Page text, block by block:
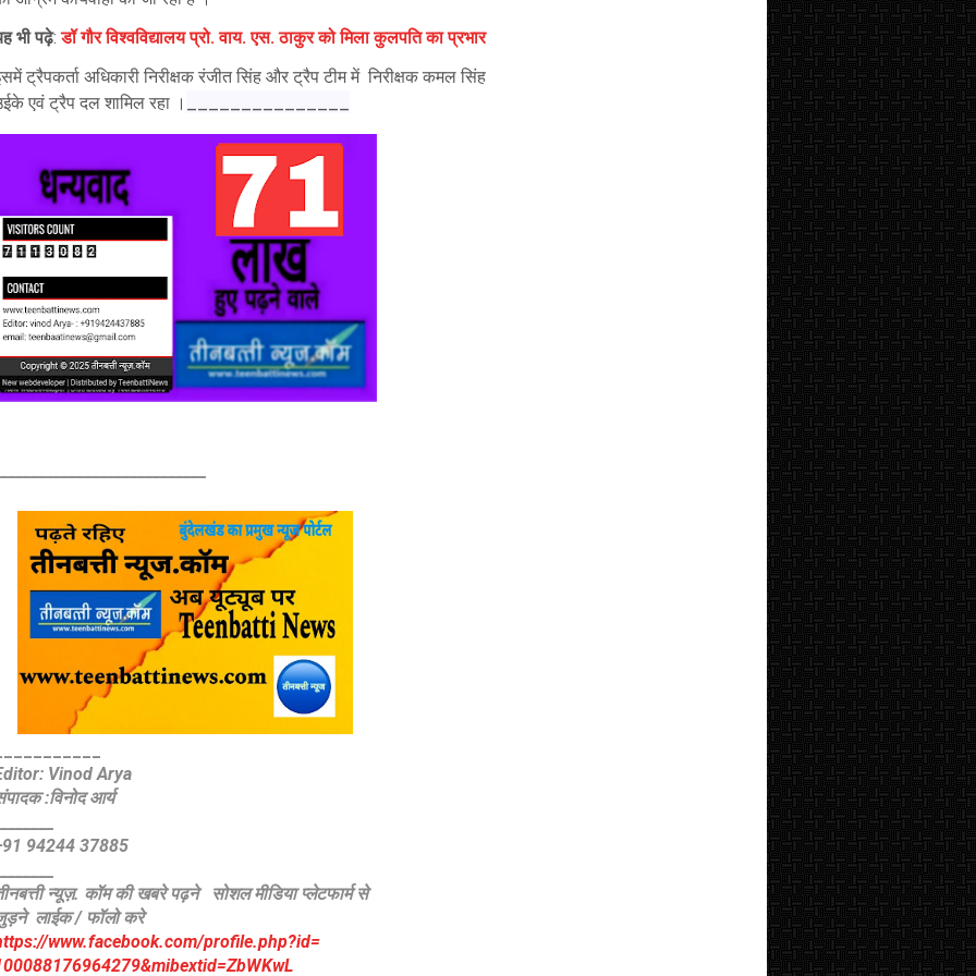
भी पढ़े:डॉ गौर विश्वविद्यालय प्रो. वाय. एस. ठाकुर को मिला कुलपति का प्रभार
ट्रैपकर्ता अधिकारी निरीक्षक रंजीत सिंह और ट्रैप टीम में निरीक्षक कमल सिंह
एवं ट्रैप दल शामिल रहा ।
Vinod Arya
:विनोद आर्य
94244 37885
न्यूज़. कॉम की खबरे पढ़नेसोशल मीडिया प्लेटफार्म से
लाईक / फॉलो करे
www.facebook.com/profile.php?id=
ZbWKwL